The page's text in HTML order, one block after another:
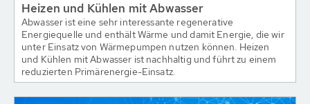
Heizen und Kühlen mit Abwasser
Abwasser ist eine sehr interessante regenerative
Energiequelle und enthält Wärme und damit Energie, die wir
unter Einsatz von Wärmepumpen nutzen können. Heizen
und Kühlen mit Abwasser ist nachhaltig und führt zu einem
reduzierten Primärenergie-Einsatz.